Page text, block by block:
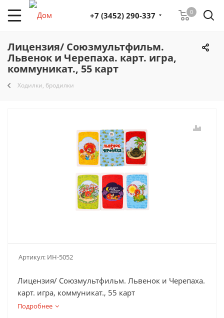
0
+7 (3452) 290-337
Лицензия/ Союзмультфильм.
Львенок и Черепаха. карт. игра,
коммуникат., 55 карт
Ходилки, бродилки
Артикул: ИН-5052
Лицензия/ Союзмультфильм. Львенок и Черепаха.
карт. игра, коммуникат., 55 карт
Подробнее